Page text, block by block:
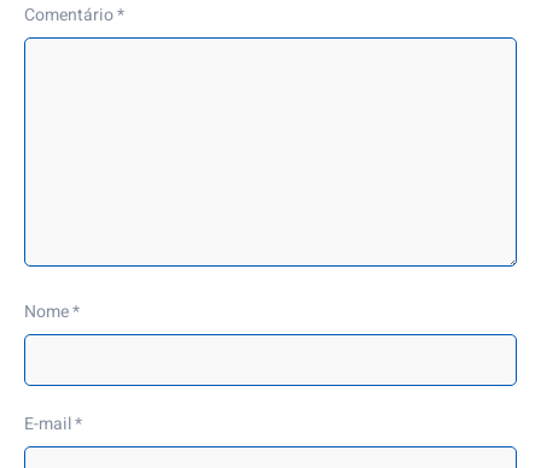
Comentário*
Nome*
E-mail*